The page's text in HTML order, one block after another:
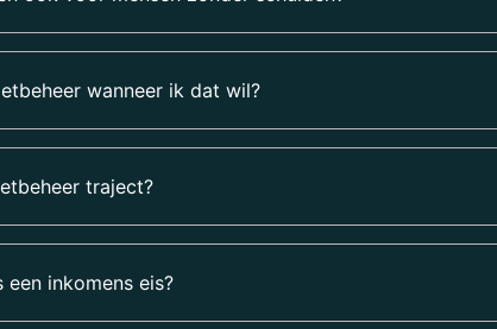
wanneer ik dat wil?
traject?
inkomens eis?